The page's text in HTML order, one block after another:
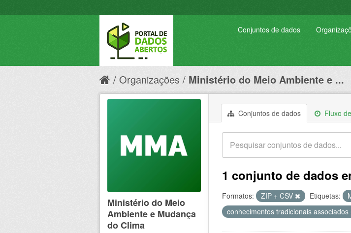
Conjuntos de dados
Organizações Ministério do Meio Ambiente e ...
Conjuntos de dados Fluxo
1 conjunto de dados
Formatos: ZIP + CSV Etiquetas:
conhecimentos tradicionais associados
Ministério do Meio
Ambiente e Mudança
do Clima